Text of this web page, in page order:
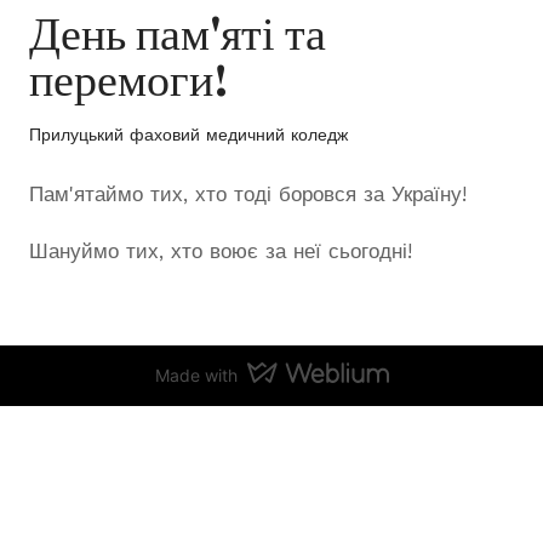
День пам'яті та
перемоги!
Прилуцький фаховий медичний коледж
Пам'ятаймо тих, хто тоді боровся за Україну!
Шануймо тих, хто воює за неї сьогодні!
Made with